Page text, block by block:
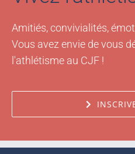
Vous avez envie de vous
l'athlétisme au CJF !